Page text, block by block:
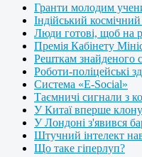
Гранти молодим
Індійський
Люди готові, щоб на
Премія Кабінету
Решткам знайденого
Роботи-поліцейські
Система «E-Social»
Таємничі сигнали з
У Китаї вперше
У Лондоні з'явився
Штучний інтелект
Що таке гіперлуп?